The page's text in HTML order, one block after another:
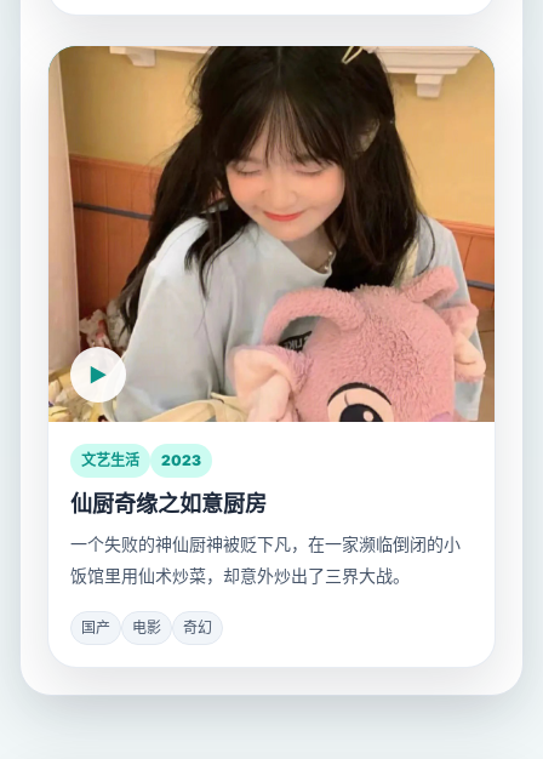
文艺生活 2023
仙厨奇缘之如意厨房
一个失败的神仙厨神被贬下凡，在一家濒临倒闭的小
饭馆里用仙术炒菜，却意外炒出了三界大战。
国产 电影 奇幻